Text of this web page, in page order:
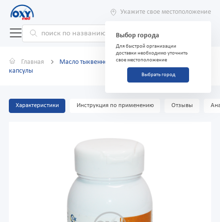
Укажите свое местоположение
Выбор города
Для быстрой организации
доставки необходимо уточнить
свое местоположение
Выбрать город
Главная
Масло тыквенное "LIK" c Витамином Е 0,78 г №100
капсулы
Характеристики Инструкция по применению Отзывы